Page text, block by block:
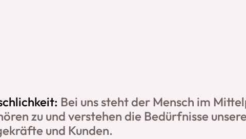
Bei uns steht der Mensch im
zu und verstehen die Bedürfnisse
und Kunden.